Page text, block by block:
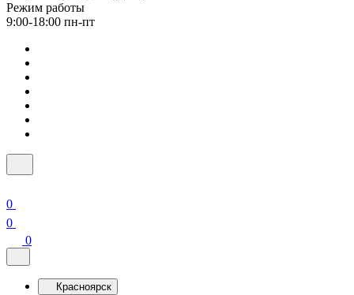
Режим работы
9:00-18:00 пн-пт
0
0
0
Красноярск